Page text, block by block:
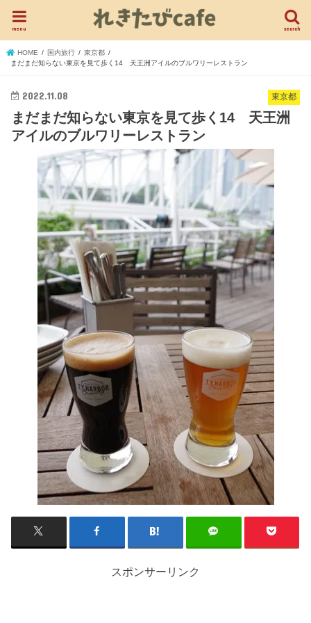
search
menu
HOME 国内旅行
東京都
まだまだ知らない東京を見て歩く14 天王洲アイルのブルワリーレストラン
東京都
2022.11.08
まだまだ知らない東京を見て歩く14 天王洲
アイルのブルワリーレストラン
スポンサーリンク